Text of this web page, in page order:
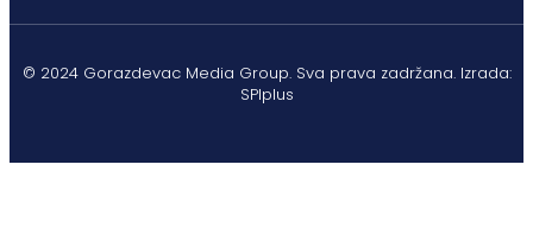
© 2024 Gorazdevac Media Group. Sva prava zadržana. Izrada:
SPIplus